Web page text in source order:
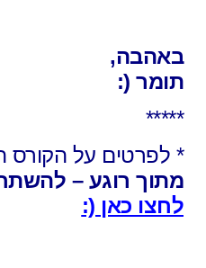
באהבה,
תומר (:
*****
* לפרטים על הקורס
מתוך רוגע –
לחצו כאן (: